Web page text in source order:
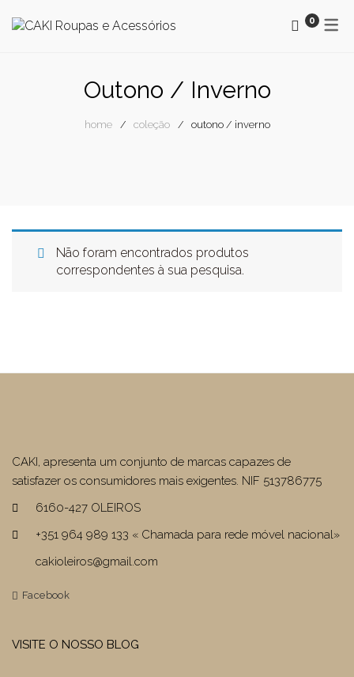
PRIMAVERA / VERÃO
NEWSLETTER
0
Outono / Inverno
home coleção outono / inverno
Não foram encontrados produtos
correspondentes à sua pesquisa.
CAKI, apresenta um conjunto de marcas capazes de
satisfazer os consumidores mais exigentes. NIF 513786775
6160-427 OLEIROS
+351 964 989 133 « Chamada para rede móvel nacional»
cakioleiros@gmail.com
Facebook
VISITE O NOSSO BLOG